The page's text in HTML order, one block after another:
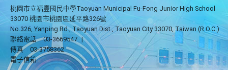
桃園市立福豐國民中學Taoyuan Municipal Fu-Fong Junior High School
33070 桃園市桃園區延平路326號
No.326, Yanping Rd., Taoyuan Dist., Taoyuan City 33070, Taiwan (R.O.C.)
聯絡電話
03-3669547 |
傳真
03-3758362
電子信箱